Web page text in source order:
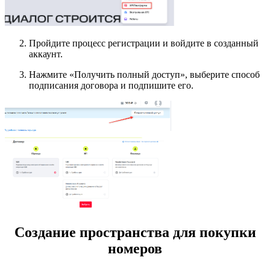
Пройдите процесс регистрации и войдите в созданный
аккаунт.
Нажмите «Получить полный доступ», выберите способ
подписания договора и подпишите его.
Создание пространства для покупки
номеров